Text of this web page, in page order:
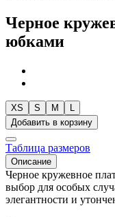
Черное
юбками
XS S M
Добавить в корзину
Таблица размеров
Описание
Черное кружевное
выбор для особых
элегантности и